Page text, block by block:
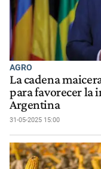
AGRO
La cadena
para favorecer la
Argentina
31-05-2025 15:00